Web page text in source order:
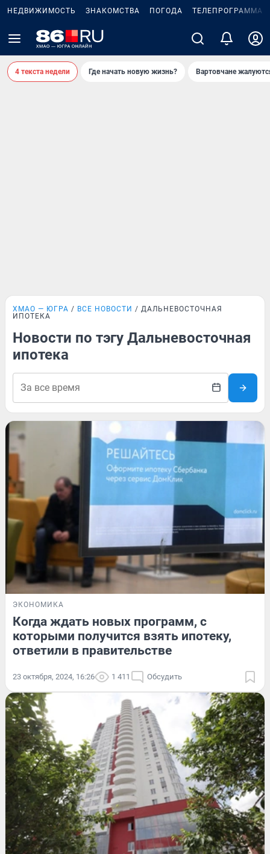
НЕДВИЖИМОСТЬ ЗНАКОМСТВА ПОГОДА ТЕЛЕПРОГРАММА
4 текста недели Где начать новую жизнь? Вартовчане
ХМАО — ЮГРА ВСЕ НОВОСТИ
ДАЛЬНЕВОСТОЧНАЯ
ИПОТЕКА
Новости по тэгу Дальневосточная
ипотека
ЭКОНОМИКА
Когда ждать новых программ, с
которыми получится взять ипотеку,
ответили в правительстве
23 октября, 2024, 16:26 1 411 Обсудить